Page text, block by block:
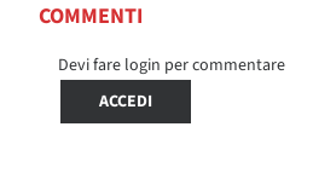
COMMENTI
Devi fare login per commentare
ACCEDI